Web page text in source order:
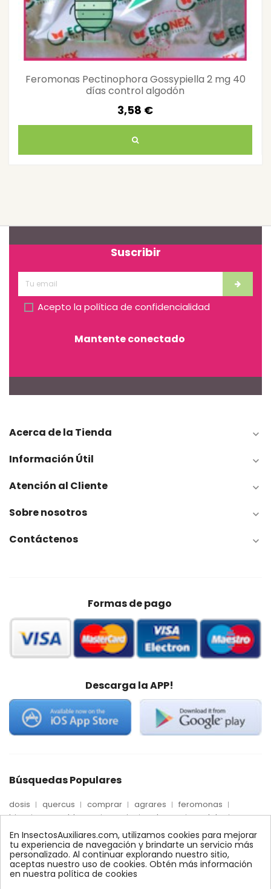
Feromonas Pectinophora Gossypiella 2 mg 40
días control algodón
3,58 €
Suscribir
Acepto la política de confidencialidad
Mantente conectado
Acerca de la Tienda 
Información Útil 
Atención al Cliente 
Sobre nosotros 
Contáctenos 
Formas de pago
Descarga la APP!
Búsquedas Populares
dosis quercus comprar agrares
feromonas
trips
mosca blanca precio palmera
quelato
Econex
control amblyseius araña roja
max
nido encinas alcornoques
conector
xilemax
foresta monitoreo ynject
fertinyect
bioline
robles conectores
ecologico
control biologico
En InsectosAuxiliares.com, utilizamos cookies para mejorar
tu experiencia de navegación y brindarte un servicio más
personalizado. Al continuar explorando nuestro sitio,
aceptas nuestro uso de cookies. Obtén más información
en nuestra política de cookies